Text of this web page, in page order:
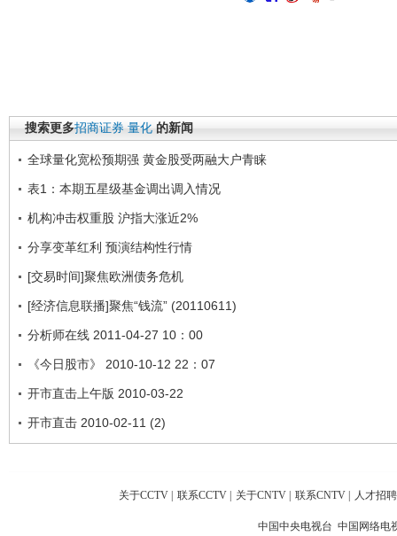
搜索更多招商证券 量化 的新闻
全球量化宽松预期强 黄金股受两融大户青睐
表1：本期五星级基金调出调入情况
机构冲击权重股 沪指大涨近2%
分享变革红利 预演结构性行情
[交易时间]聚焦欧洲债务危机
[经济信息联播]聚焦“钱流” (20110611)
分析师在线 2011-04-27 10：00
《今日股市》 2010-10-12 22：07
开市直击上午版 2010-03-22
开市直击 2010-02-11 (2)
关于CCTV | 联系CCTV | 关于CNTV | 联系CNTV | 人才招聘
中国中央电视台 中国网络电